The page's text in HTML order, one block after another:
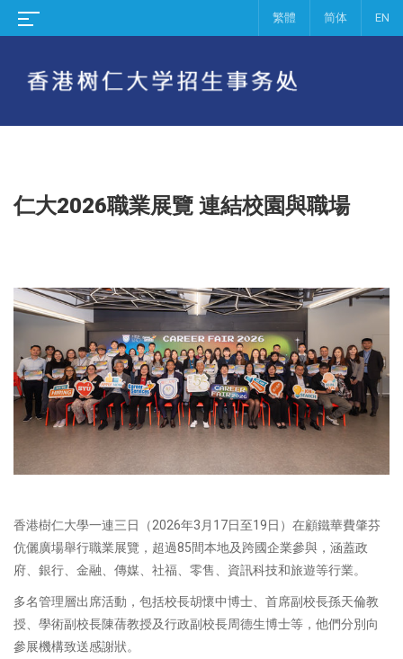
繁體 简体 EN
仁大2026職業展覽 連結校園與職場
香港樹仁大學一連三日（2026年3月17日至19日）在顧鐵華費肇芬
伉儷廣場舉行職業展覽，超過85間本地及跨國企業參與，涵蓋政
府、銀行、金融、傳媒、社福、零售、資訊科技和旅遊等行業。
多名管理層出席活動，包括校長胡懷中博士、首席副校長孫天倫教
授、學術副校長陳蒨教授及行政副校長周德生博士等，他們分別向
參展機構致送感謝狀。